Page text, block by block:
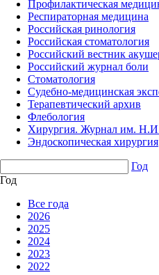
Профилактическая
Респираторная медицина
Российская ринология
Российская стоматология
Российский вестник
Российский журнал боли
Стоматология
Судебно-медицинская
Терапевтический архив
Флебология
Хирургия. Журнал им.
Эндоскопическая хирургия
Год
Год
Все года
2026
2025
2024
2023
2022